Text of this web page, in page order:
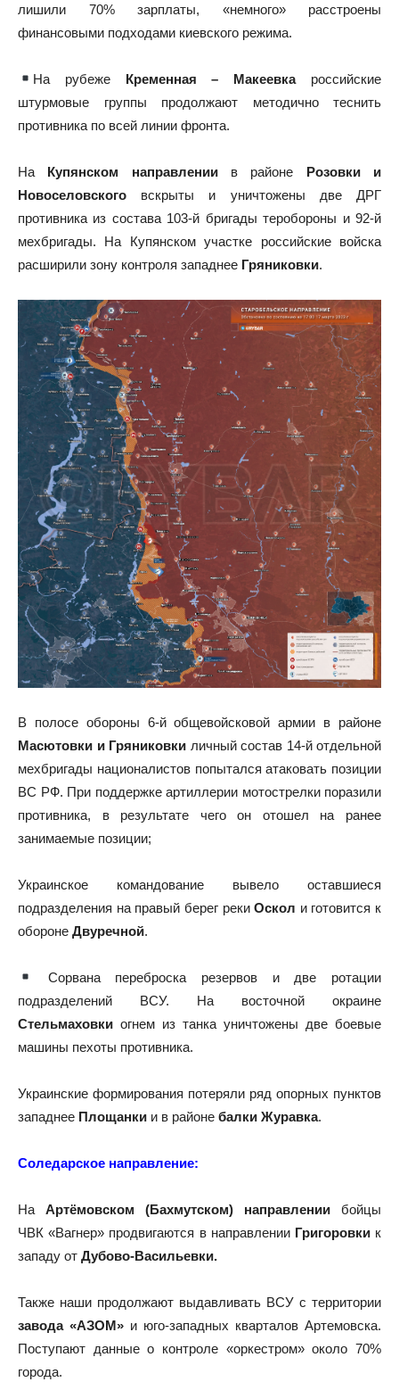
лишили 70% зарплаты, «немного» расстроены
финансовыми подходами киевского режима.
На рубеже Кременная – Макеевкароссийские
штурмовые группы продолжают методично теснить
противника по всей линии фронта.
На Купянском направлениив районе Розовки и
Новоселовского вскрыты и уничтожены две ДРГ
противника из состава 103-й бригады теробороны и 92-й
мехбригады. На Купянском участке российские войска
расширили зону контроля западнее Гряниковки.
В полосе обороны 6-й общевойсковой армии в районе
Масютовки и Гряниковки личный состав 14-й отдельной
мехбригады националистов попытался атаковать позиции
ВС РФ. При поддержке артиллерии мотострелки поразили
противника, в результате чего он отошел на ранее
занимаемые позиции;
Украинское командование вывело оставшиеся
подразделения на правый берег рекиОскол и готовится к
обороне Двуречной.
Сорвана переброска резервов и две ротации
подразделений ВСУ. На восточной окраине
Стельмаховки огнем из танка уничтожены две боевые
машины пехоты противника.
Украинские формирования потеряли ряд опорных пунктов
западнее Площанки и в районе балки Журавка.
Соледарское направление:
На Артёмовском (Бахмутском) направлении бойцы
ЧВК «Вагнер» продвигаются в направлении Григоровкик
западу от Дубово-Васильевки.
Также наши продолжают выдавливать ВСУ с территории
завода «АЗОМ» и юго-западных кварталов Артемовска.
Поступают данные о контроле «оркестром» около 70%
города.